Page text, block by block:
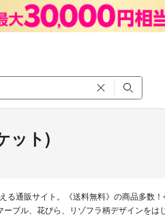
ット)
る通販サイト。《送料無料》の商品多数
ブル、花びら、リゾフラ柄デザインをは